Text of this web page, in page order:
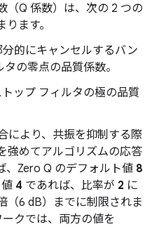
（Q 係数）は、次の 2 つの
ます。
的にキャンセルするバン
の零点の品質係数。
ップ フィルタの極の品質
により、共振を抑制する際
強めてアルゴリズムの応答
、Zero Q のデフォルト値 8
4 であれば、比率が 2 に
（6 dB）までに制限されま
クでは、両方の値を